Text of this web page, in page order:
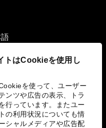
トはCookieを使用し
を使って、ユーザー
ンツや広告の表示、トラ
行っています。またユー
の利用状況についても情
シャルメディアや広告配